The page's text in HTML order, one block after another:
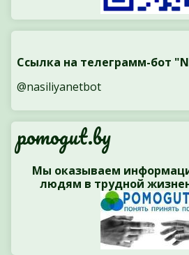
Ссылка на телеграмм-бот
@nasiliyanetbot
pomogut.by
Мы оказываем
людям в трудной